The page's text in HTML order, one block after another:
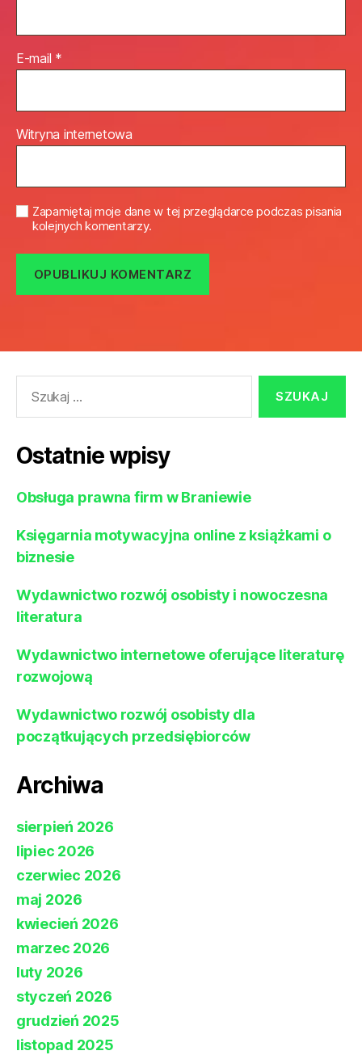
E-mail *
Witryna internetowa
Zapamiętaj moje dane w tej przeglądarce podczas pisania
kolejnych komentarzy.
Ostatnie wpisy
Obsługa prawna firm w Braniewie
Księgarnia motywacyjna online z książkami o
biznesie
Wydawnictwo rozwój osobisty i nowoczesna
literatura
Wydawnictwo internetowe oferujące literaturę
rozwojową
Wydawnictwo rozwój osobisty dla
początkujących przedsiębiorców
Archiwa
sierpień 2026
lipiec 2026
czerwiec 2026
maj 2026
kwiecień 2026
marzec 2026
luty 2026
styczeń 2026
grudzień 2025
listopad 2025